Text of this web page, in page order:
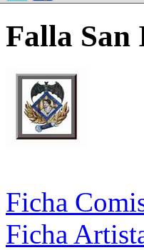
Falla San
Ficha
Ficha